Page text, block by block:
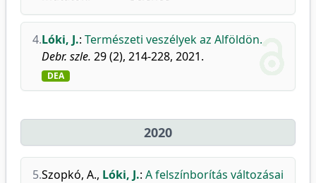
4.Lóki, J.: Természeti veszélyek az Alföldön.
Debr. szle. 29 (2), 214-228, 2021.
DEA
2020
5.Szopkó, A., Lóki, J.: A felszínborítás változásai